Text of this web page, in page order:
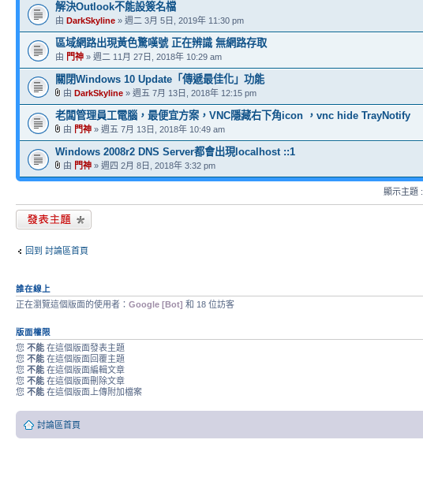
解決Outlook不能設簽名檔
由 DarkSkyline » 週二 3月 5日, 2019年 11:30 pm
區域網路出現黃色驚嘆號 正在辨識 無網路存取
由 門神 » 週二 11月 27日, 2018年 10:29 am
關閉Windows 10 Update「傳遞最佳化」功能
由 DarkSkyline » 週五 7月 13日, 2018年 12:15 pm
老闆管理員工電腦，最便宜方案，VNC隱藏右下角icon ，vnc hide TrayNotify
由 門神 » 週五 7月 13日, 2018年 10:49 am
Windows 2008r2 DNS Server都會出現localhost ::1
由 門神 » 週四 2月 8日, 2018年 3:32 pm
顯示主題 :
發表新主題
回到 討論區首頁
誰在線上
正在瀏覽這個版面的使用者： Google [Bot] 和 18 位訪客
版面權限
您 不能 在這個版面發表主題
您 不能 在這個版面回覆主題
您 不能 在這個版面編輯文章
您 不能 在這個版面刪除文章
您 不能 在這個版面上傳附加檔案
討論區首頁